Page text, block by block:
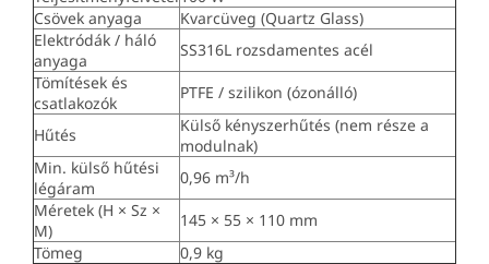
Csövek anyaga
Kvarcüveg (Quartz Glass)
Elektródák / háló
anyaga
SS316L rozsdamentes acél
Tömítések és
csatlakozók
PTFE / szilikon (ózonálló)
Hűtés
Külső kényszerhűtés (nem része a
modulnak)
Min. külső hűtési
légáram
0,96 m³/h
Méretek (H × Sz ×
M)
145 × 55 × 110 mm
Tömeg
0,9 kg